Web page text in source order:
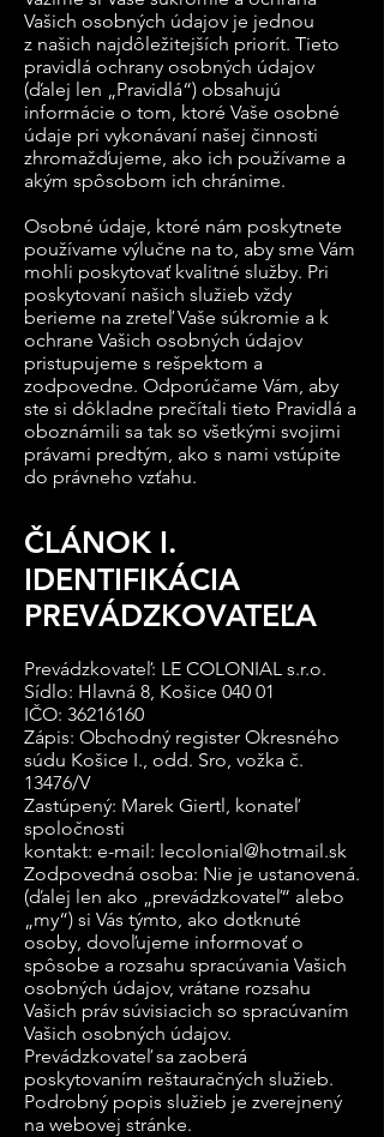
Vašich osobných údajov je jednou
z našich najdôležitejších priorít. Tieto
pravidlá ochrany osobných údajov
(ďalej len „Pravidlá“) obsahujú
informácie o tom, ktoré Vaše osobné
údaje pri vykonávaní našej činnosti
zhromažďujeme, ako ich používame a
akým spôsobom ich chránime.
Osobné údaje, ktoré nám poskytnete
používame výlučne na to, aby sme Vám
mohli poskytovať kvalitné služby. Pri
poskytovaní našich služieb vždy
berieme na zreteľ Vaše súkromie a k
ochrane Vašich osobných údajov
pristupujeme s rešpektom a
zodpovedne. Odporúčame Vám, aby
ste si dôkladne prečítali tieto Pravidlá a
oboznámili sa tak so všetkými svojimi
právami predtým, ako s nami vstúpite
do právneho vzťahu.
ČLÁNOK I.
IDENTIFIKÁCIA
PREVÁDZKOVATEĽA
Prevádzkovateľ: LE COLONIAL s.r.o.
Sídlo: Hlavná 8, Košice 040 01
IČO: 36216160
Zápis: Obchodný register Okresného
súdu Košice I., odd. Sro, vožka č.
13476/V
Zastúpený: Marek Giertl, konateľ
spoločnosti
kontakt: e-mail: lecolonial@hotmail.sk
Zodpovedná osoba: Nie je ustanovená.
(ďalej len ako „prevádzkovateľ“ alebo
„my“) si Vás týmto, ako dotknuté
osoby, dovoľujeme informovať o
spôsobe a rozsahu spracúvania Vašich
osobných údajov, vrátane rozsahu
Vašich práv súvisiacich so spracúvaním
Vašich osobných údajov.
Prevádzkovateľ sa zaoberá
poskytovaním reštauračných služieb.
Podrobný popis služieb je zverejnený
na webovej stránke.